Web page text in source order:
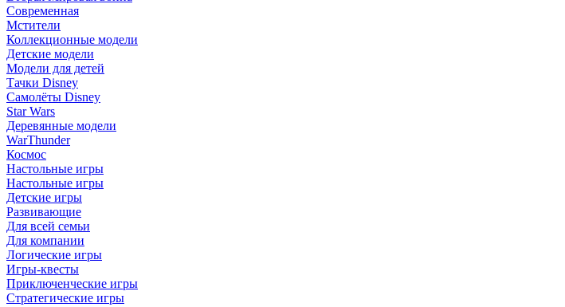
Современная
Мстители
Коллекционные модели
Детские модели
Модели для детей
Тачки Disney
Самолёты Disney
Star Wars
Деревянные модели
WarThunder
Космос
Настольные игры
Настольные игры
Детские игры
Развивающие
Для всей семьи
Для компании
Логические игры
Игры-квесты
Приключенческие игры
Стратегические игры